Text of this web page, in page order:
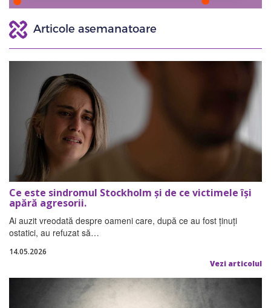
Articole asemanatoare
Ce este sindromul Stockholm și de ce victimele își
apără agresorii.
Ai auzit vreodată despre oameni care, după ce au fost ținuți
ostatici, au refuzat să…
14.05.2026
Vezi articolul